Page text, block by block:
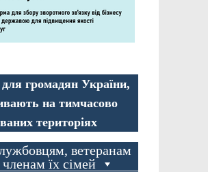
громадян України,
на тимчасово
територіях
ветеранам
їх сімей